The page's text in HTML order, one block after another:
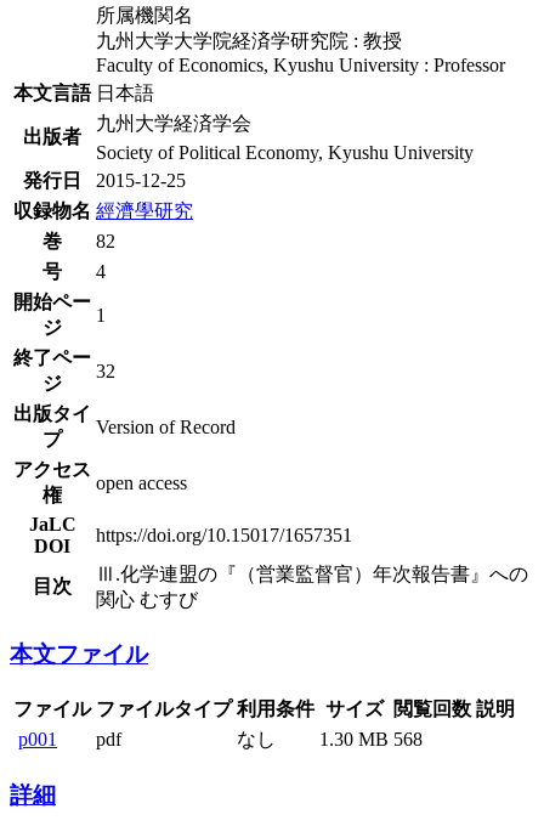
所属機関名
九州大学大学院経済学研究院 : 教授
Faculty of Economics, Kyushu University : Professor
本文言語 日本語
出版者
九州大学経済学会
Society of Political Economy, Kyushu University
発行日
2015-12-25
収録物名 經濟學研究
巻
82
号
4
開始ペー
ジ
1
終了ペー
ジ
32
出版タイ
プ
Version of Record
アクセス
権
open access
JaLC
DOI
https://doi.org/10.15017/1657351
目次
Ⅲ.化学連盟の『（営業監督官）年次報告書』への
関心 むすび
本文ファイル
ファイル ファイルタイプ 利用条件 サイズ 閲覧回数 説明
p001
pdf なし 1.30 MB 568
詳細